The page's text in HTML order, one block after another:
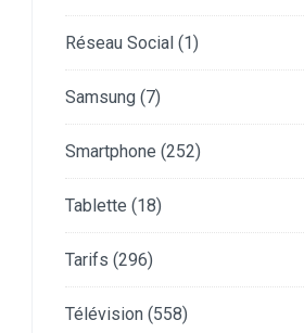
Réseau Social (1)
Samsung (7)
Smartphone (252)
Tablette (18)
Tarifs (296)
Télévision (558)